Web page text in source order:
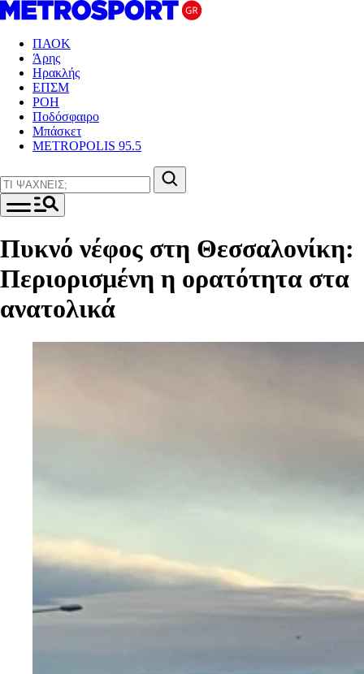
ΠΑΟΚ
Άρης
Ηρακλής
ΕΠΣΜ
ΡΟΗ
Ποδόσφαιρο
Μπάσκετ
METROPOLIS 95.5
Πυκνό νέφος στη Θεσσαλονίκη:
Περιορισμένη η ορατότητα στα
ανατολικά